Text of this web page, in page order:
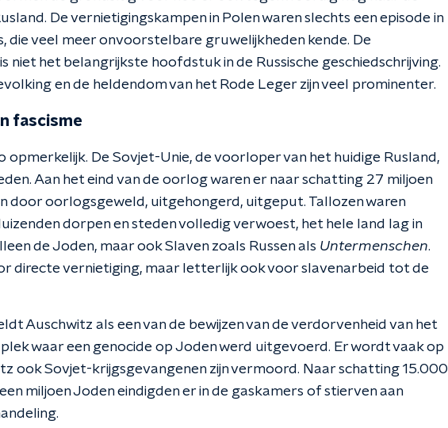
De vernietigingskampen in Polen waren slechts een episode in
die veel meer onvoorstelbare gruwelijkheden kende. De
niet het belangrijkste hoofdstuk in de Russische geschiedschrijving.
en de heldendom van het Rode Leger zijn veel prominenter.
fascisme
opmerkelijk. De Sovjet-Unie, de voorloper van het huidige Rusland,
Aan het eind van de oorlog waren er naar schatting 27 miljoen
door oorlogsgeweld, uitgehongerd, uitgeput. Tallozen waren
dorpen en steden volledig verwoest, het hele land lag in
de Joden, maar ook Slaven zoals Russen als Untermenschen.
directe vernietiging, maar letterlijk ook voor slavenarbeid tot de
Auschwitz als een van de bewijzen van de verdorvenheid van het
waar een genocide op Joden werd uitgevoerd. Er wordt vaak op
ook Sovjet-krijgsgevangenen zijn vermoord. Naar schatting 15.000
miljoen Joden eindigden er in de gaskamers of stierven aan